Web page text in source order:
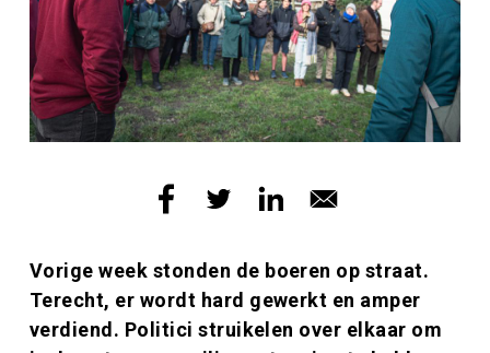
Inleiding
Vorige week stonden de boeren op straat.
Terecht, er wordt hard gewerkt en amper
verdiend. Politici struikelen over elkaar om